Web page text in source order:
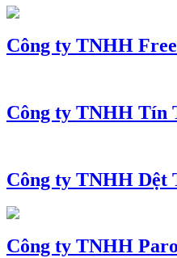
Công ty TNHH
Công ty TNHH Tín
Công ty TNHH Dệt
Công ty TNHH